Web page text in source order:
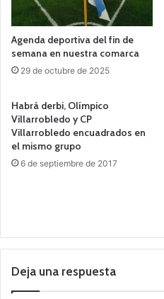
Agenda deportiva del fin de
semana en nuestra comarca
29 de octubre de 2025
Habrá derbi, Olímpico
Villarrobledo y CP
Villarrobledo encuadrados en
el mismo grupo
6 de septiembre de 2017
Deja una respuesta